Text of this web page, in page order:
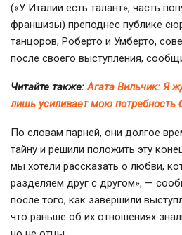
(«У Италии есть талант», часть
франшизы) преподнес публике
танцоров, Роберто и Умберто,
после своего выступления,
Читайте также:Агата Вильчик: Я
лишь усиливает мою потребность
По словам парней, они долгое
тайну и решили положить эту
мы хотели рассказать о любви,
разделяем друг с другом», —
после того, как завершили
что раньше об их отношениях